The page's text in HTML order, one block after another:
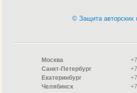
© Защита авторских
Москва
Санкт-Петербург
Екатеринбург
Челябинск